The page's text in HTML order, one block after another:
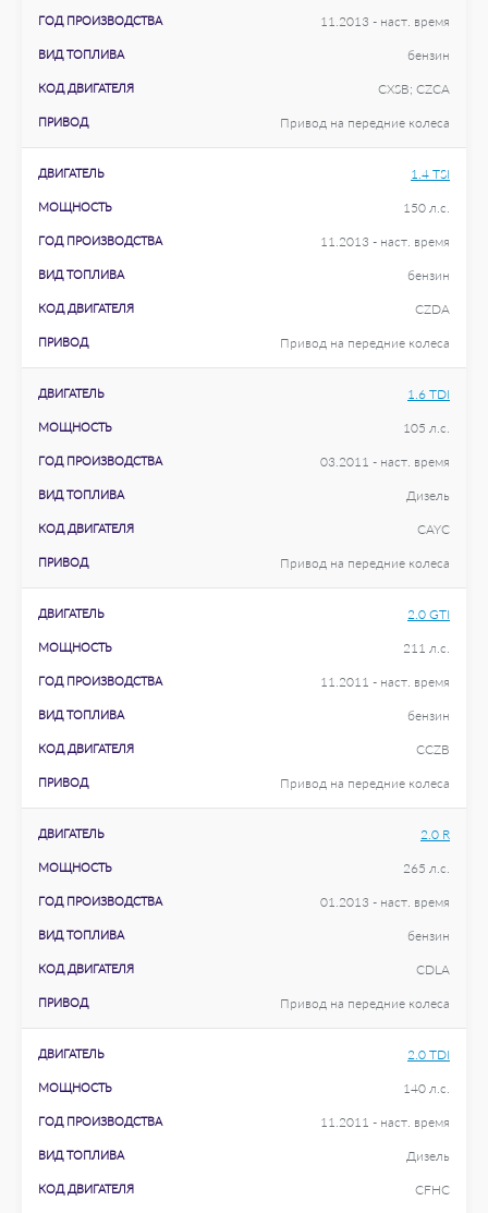
ГОД ПРОИЗВОДСТВА 11.2013 - наст. время
ВИД ТОПЛИВА бензин
КОД ДВИГАТЕЛЯ CXSB; CZCA
ПРИВОД Привод на передние колеса
ДВИГАТЕЛЬ 1.4 TSI
МОЩНОСТЬ 150 л.с.
ГОД ПРОИЗВОДСТВА 11.2013 - наст. время
ВИД ТОПЛИВА бензин
КОД ДВИГАТЕЛЯ CZDA
ПРИВОД Привод на передние колеса
ДВИГАТЕЛЬ 1.6 TDI
МОЩНОСТЬ 105 л.с.
ГОД ПРОИЗВОДСТВА 03.2011 - наст. время
ВИД ТОПЛИВА Дизель
КОД ДВИГАТЕЛЯ CAYC
ПРИВОД Привод на передние колеса
ДВИГАТЕЛЬ 2.0 GTI
МОЩНОСТЬ 211 л.с.
ГОД ПРОИЗВОДСТВА 11.2011 - наст. время
ВИД ТОПЛИВА бензин
КОД ДВИГАТЕЛЯ CCZB
ПРИВОД Привод на передние колеса
ДВИГАТЕЛЬ 2.0 R
МОЩНОСТЬ 265 л.с.
ГОД ПРОИЗВОДСТВА 01.2013 - наст. время
ВИД ТОПЛИВА бензин
КОД ДВИГАТЕЛЯ CDLA
ПРИВОД Привод на передние колеса
ДВИГАТЕЛЬ 2.0 TDI
МОЩНОСТЬ 140 л.с.
ГОД ПРОИЗВОДСТВА 11.2011 - наст. время
ВИД ТОПЛИВА Дизель
КОД ДВИГАТЕЛЯ CFHC